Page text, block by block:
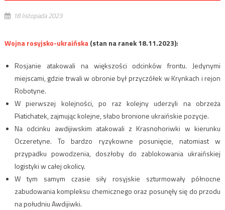
18 listopada 2023
Wojna rosyjsko-ukraińska(stan na ranek 18.11.2023):
Rosjanie atakowali na większości odcinków frontu. Jedynymi
miejscami, gdzie trwali w obronie był przyczółek w Krynkach i rejon
Robotyne.
W pierwszej kolejności, po raz kolejny uderzyli na obrzeża
Piatichatek, zajmując kolejne, słabo bronione ukraińskie pozycje.
Na odcinku awdijiwskim atakowali z Krasnohoriwki w kierunku
Oczeretyne. To bardzo ryzykowne posunięcie, natomiast w
przypadku powodzenia, doszłoby do zablokowania ukraińskiej
logistyki w całej okolicy.
W tym samym czasie siły rosyjskie szturmowały północne
zabudowania kompleksu chemicznego oraz posunęły się do przodu
na południu Awdijiwki.